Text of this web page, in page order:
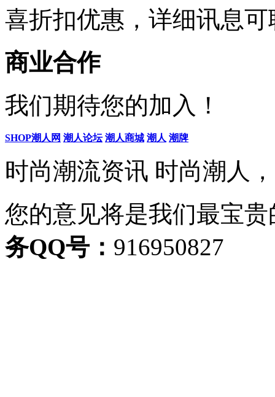
喜折扣优惠，详细讯息
商业合作
我们期待您的加入！
SHOP潮人网 潮人论坛 潮人商城 潮人 潮牌
时尚潮流资讯 时尚潮人
您的意见将是我们最宝
务QQ号： 916950827